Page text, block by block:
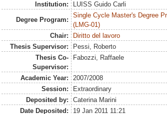
Institution:
LUISS Guido Carli
Degree Program:
Single Cycle Master's Degree
(LMG-01)
Chair:
Diritto del lavoro
Thesis Supervisor:
Pessi, Roberto
Thesis Co-
Supervisor:
Fabozzi, Raffaele
Academic Year:
2007/2008
Session:
Extraordinary
Deposited by:
Caterina Marini
Date Deposited:
19 Jan 2011 11:21